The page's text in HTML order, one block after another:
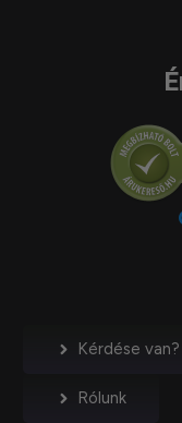
Kérdése
Rólunk